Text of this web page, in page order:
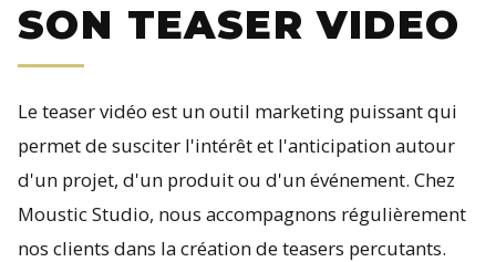
SON TEASER VIDEO
Le teaser vidéo est un outil marketing puissant qui
permet de susciter l'intérêt et l'anticipation autour
d'un projet, d'un produit ou d'un événement. Chez
Moustic Studio, nous accompagnons régulièrement
nos clients dans la création de teasers percutants.